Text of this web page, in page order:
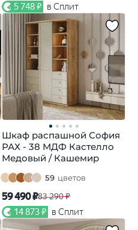
5 748 ₽ в Сплит
Шкаф распашной София
РАХ - 38 МДФ Кастелло
Медовый / Кашемир
59 цветов
59 490 ₽83 290 ₽
14 873 ₽ в Сплит